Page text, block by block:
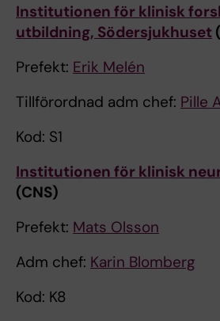
Institutionen för klinisk
utbildning, Södersjukhuset
Prefekt: Erik Melén
Tillförordnad adm chef: Pille
Kod: S1
Institutionen för klinisk
(CNS)
Prefekt: Mats Olsson
Adm chef: Karin Blomberg
Kod: K8